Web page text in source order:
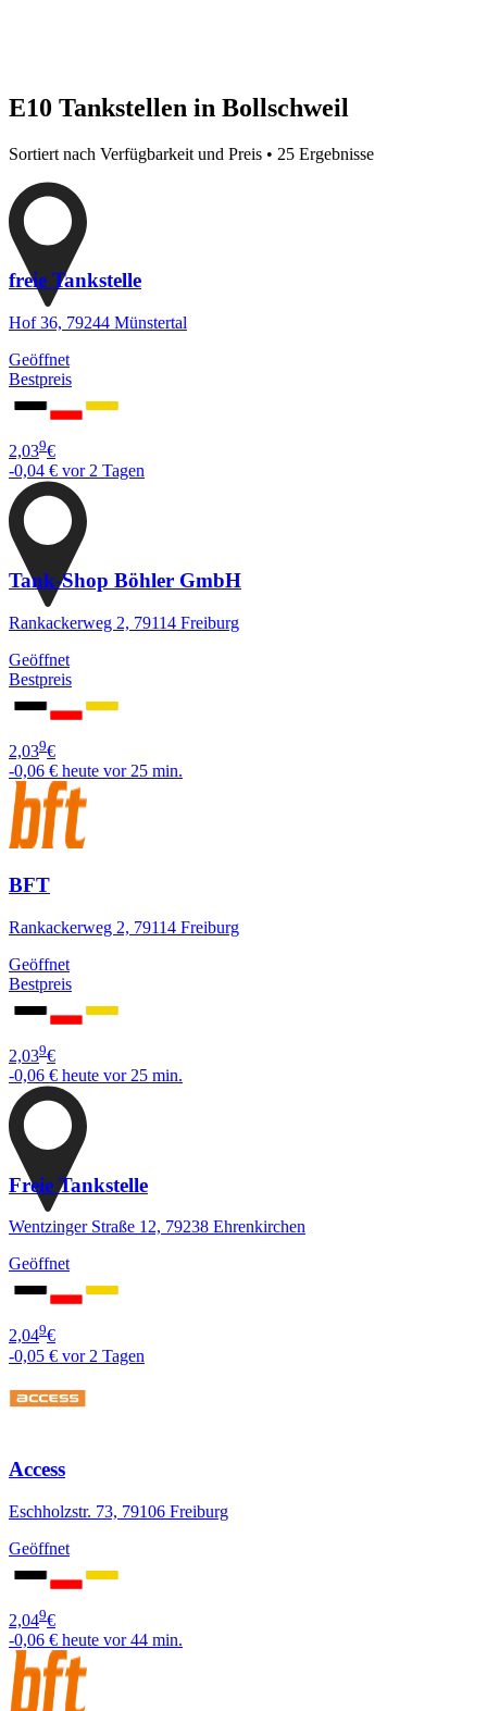
E10 Tankstellen in Bollschweil
Sortiert nach Verfügbarkeit und Preis • 25 Ergebnisse
freie Tankstelle
Hof 36, 79244 Münstertal
Geöffnet
Bestpreis
2,039€
-0,04 € vor 2 Tagen
Tank-Shop Böhler GmbH
Rankackerweg 2, 79114 Freiburg
Geöffnet
Bestpreis
2,039€
-0,06 € heute vor 25 min.
BFT
Rankackerweg 2, 79114 Freiburg
Geöffnet
Bestpreis
2,039€
-0,06 € heute vor 25 min.
Freie Tankstelle
Wentzinger Straße 12, 79238 Ehrenkirchen
Geöffnet
2,049€
-0,05 € vor 2 Tagen
Access
Eschholzstr. 73, 79106 Freiburg
Geöffnet
2,049€
-0,06 € heute vor 44 min.